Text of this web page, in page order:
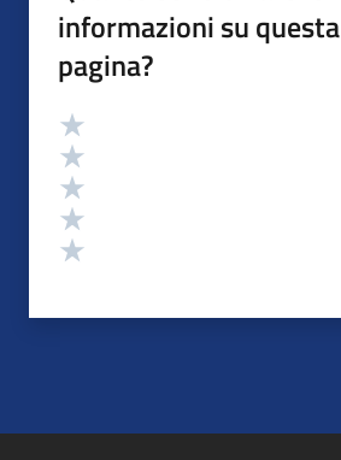
informazioni su questa
pagina?
Valutazione